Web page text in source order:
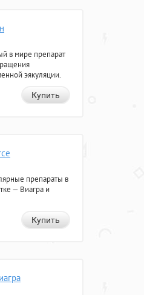
в мире препарат
эякуляции.
Купить
препараты в
— Виагра и
Купить